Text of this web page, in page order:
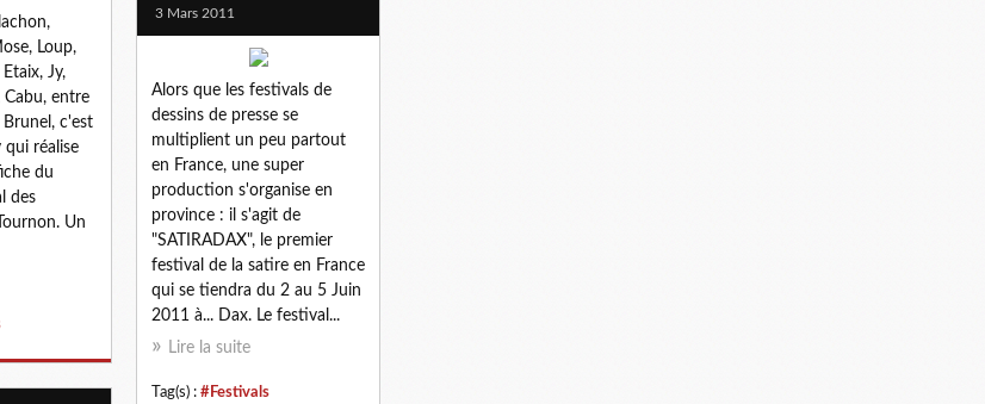
Loup,
Jy,
Cabu, entre
c'est
qui réalise
du
des
Un
3 Mars 2011
Alors que les festivals de
dessins de presse se
multiplient un peu partout
en France, une super
production s'organise en
province : il s'agit de
"SATIRADAX", le premier
festival de la satire en France
qui se tiendra du 2 au 5 Juin
2011 à... Dax. Le festival...
Lire la suite
Tag(s) : #Festivals